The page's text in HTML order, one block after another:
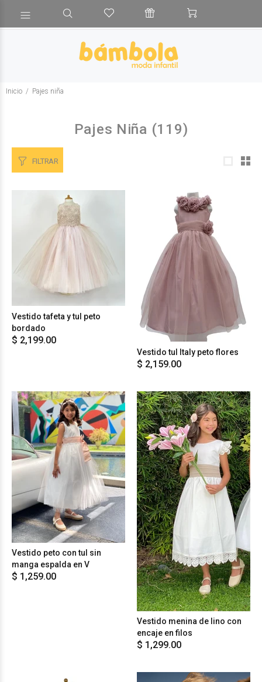
Inicio Pajes niña
Pajes Niña (119)
FILTRAR
Vestido tafeta y tul peto
bordado
$ 2,199.00
Vestido tul Italy peto flores
$ 2,159.00
Vestido peto con tul sin
manga espalda en V
$ 1,259.00
Vestido menina de lino con
encaje en filos
$ 1,299.00